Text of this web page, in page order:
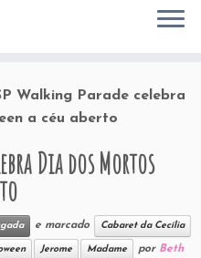
Walking Parade celebra
a céu aberto
Dia dos Mortos
e marcado Cabaret da Cecília
Jerome Madame por Beth